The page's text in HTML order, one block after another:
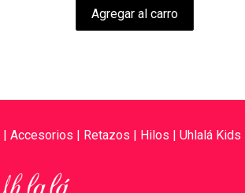
Agregar al carro
| Accesorios | Retazos | Hilos | Uhlalá Kids